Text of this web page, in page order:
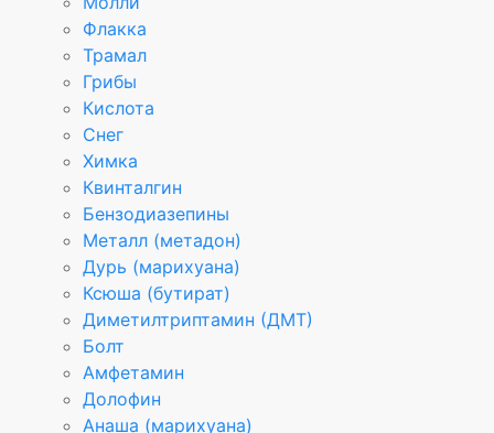
Флакка
Трамал
Грибы
Кислота
Снег
Химка
Квинталгин
Бензодиазепины
Металл (метадон)
Дурь (марихуана)
Ксюша (бутират)
Диметилтриптамин (ДМТ)
Болт
Амфетамин
Долофин
Анаша (марихуана)